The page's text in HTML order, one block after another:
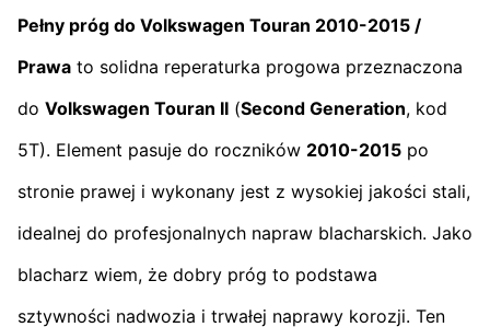
Pełny próg do Volkswagen Touran 2010-2015 /
Prawa to solidna reperaturka progowa przeznaczona
do Volkswagen Touran II (Second Generation, kod
5T). Element pasuje do roczników 2010-2015 po
stronie prawej i wykonany jest z wysokiej jakości stali,
idealnej do profesjonalnych napraw blacharskich. Jako
blacharz wiem, że dobry próg to podstawa
sztywności nadwozia i trwałej naprawy korozji. Ten